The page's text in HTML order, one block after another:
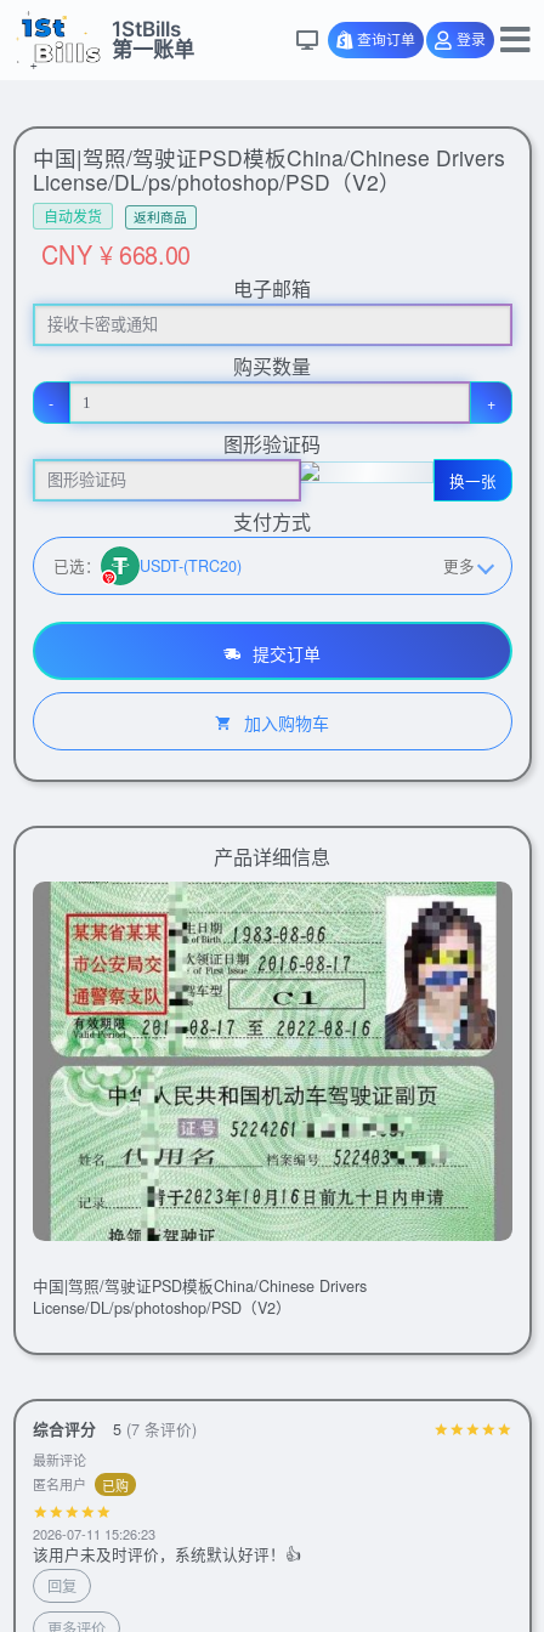
1StBills
第一账单
查询订单 登录
中国|驾照/驾驶证PSD模板China/Chinese Drivers
License/DL/ps/photoshop/PSD（V2）
自动发货 返利商品
CNY ¥ 668.00
电子邮箱
购买数量
- +
图形验证码
换一张
支付方式
已选： USDT-(TRC20) 更多
提交订单
加入购物车
产品详细信息
中国|驾照/驾驶证PSD模板China/Chinese Drivers
License/DL/ps/photoshop/PSD（V2）
综合评分 5 (7 条评价)
最新评论
匿名用户
已购
2026-07-11 15:26:23
该用户未及时评价，系统默认好评！👍
回复
更多评价